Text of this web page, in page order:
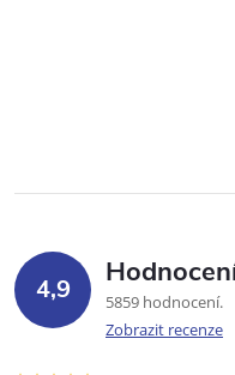
4,9
5859 hodnocení
Zobrazit recenze